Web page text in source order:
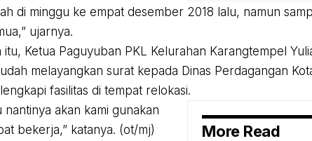
di minggu ke empat desember 2018 lalu, namun
ujarnya.
itu, Ketua Paguyuban PKL Kelurahan Karangtempel
melayangkan surat kepada Dinas Perdagangan
fasilitas di tempat relokasi.
More Read
nantinya akan kami gunakan
bekerja,” katanya. (ot/mj)